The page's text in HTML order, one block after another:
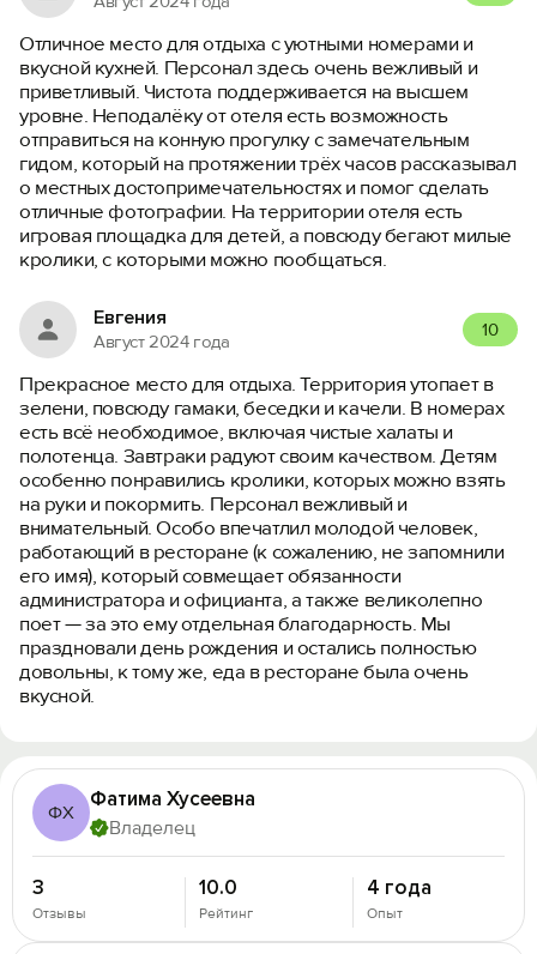
Отличное место для отдыха с уютными номерами и
вкусной кухней. Персонал здесь очень вежливый и
приветливый. Чистота поддерживается на высшем
уровне. Неподалёку от отеля есть возможность
отправиться на конную прогулку с замечательным
гидом, который на протяжении трёх часов рассказывал
о местных достопримечательностях и помог сделать
отличные фотографии. На территории отеля есть
игровая площадка для детей, а повсюду бегают милые
кролики, с которыми можно пообщаться.
Евгения
Август 2024 года
10
Прекрасное место для отдыха. Территория утопает в
зелени, повсюду гамаки, беседки и качели. В номерах
есть всё необходимое, включая чистые халаты и
полотенца. Завтраки радуют своим качеством. Детям
особенно понравились кролики, которых можно взять
на руки и покормить. Персонал вежливый и
внимательный. Особо впечатлил молодой человек,
работающий в ресторане (к сожалению, не запомнили
его имя), который совмещает обязанности
администратора и официанта, а также великолепно
поет — за это ему отдельная благодарность. Мы
праздновали день рождения и остались полностью
довольны, к тому же, еда в ресторане была очень
вкусной.
ФХ
Фатима Хусеевна
Владелец
3
Отзывы
10.0
Рейтинг
4 года
Опыт